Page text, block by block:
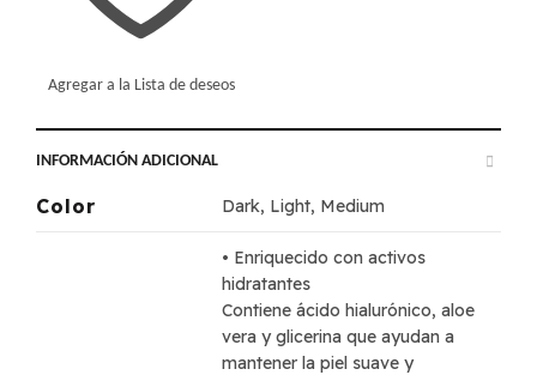
Agregar a la Lista de deseos
INFORMACIÓN ADICIONAL
Color Dark, Light, Medium
• Enriquecido con activos
hidratantes
Contiene ácido hialurónico, aloe
vera y glicerina que ayudan a
mantener la piel suave y